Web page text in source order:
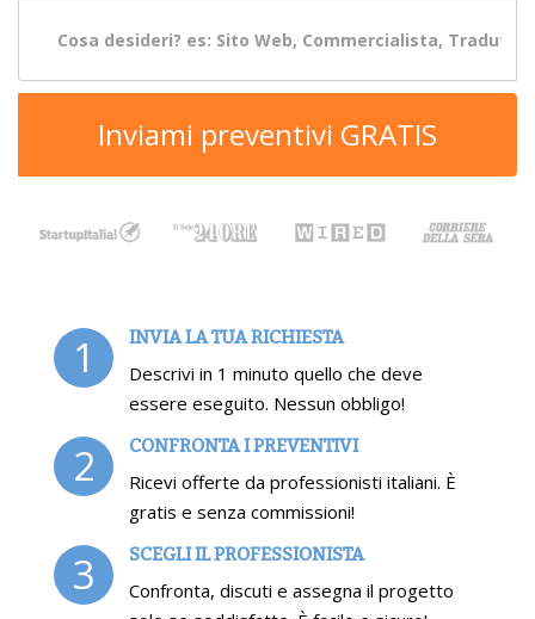
Inviami preventivi GRATIS
1 INVIA LA TUA RICHIESTA
Descrivi in 1 minuto quello che deve
essere eseguito. Nessun obbligo!
2 CONFRONTA I PREVENTIVI
Ricevi offerte da professionisti italiani. È
gratis e senza commissioni!
3 SCEGLI IL PROFESSIONISTA
Confronta, discuti e assegna il progetto